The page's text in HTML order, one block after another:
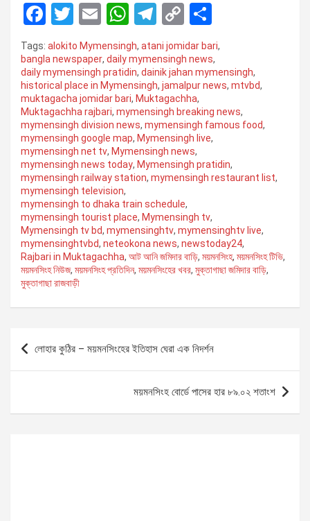
F
a
ce
b
o
o
k
T
wi
tt
er
E
m
ail
W
h
at
s
A
p
p
T
el
e
gr
a
m
C
o
py
Li
n
k
h
ar
e
Tags: alokito Mymensingh, atani jomidar bari,
bangla newspaper, daily mymensingh news,
daily mymensingh pratidin, dainik jahan mymensingh,
historical place in Mymensingh, jamalpur news, mtvbd,
muktagacha jomidar bari, Muktagachha,
Muktagachha rajbari, mymensingh breaking news,
mymensingh division news, mymensingh famous food,
mymensingh google map, Mymensingh live,
mymensingh net tv, Mymensingh news,
mymensingh news today, Mymensingh pratidin,
mymensingh railway station, mymensingh restaurant list,
mymensingh television,
mymensingh to dhaka train schedule,
mymensingh tourist place, Mymensingh tv,
Mymensingh tv bd, mymensinghtv, mymensinghtv live,
mymensinghtvbd, neteokona news, newstoday24,
Rajbari in Muktagachha, আট আনি জমিদার বাড়ি, ময়মনসিংহ, ময়মনসিংহ টিভি,
ময়মনসিংহ নিউজ, ময়মনসিংহ প্রতিদিন, ময়মনসিংহের খবর, মুক্তাগাছা জমিদার বাড়ি,
মুক্তাগাছা রাজবাড়ী
লোহার কুঠির – ময়মনসিংহের ইতিহাস ঘেরা এক নিদর্শন
ময়মনসিংহ বোর্ডে পাসের হার ৮৯.০২ শতাংশ